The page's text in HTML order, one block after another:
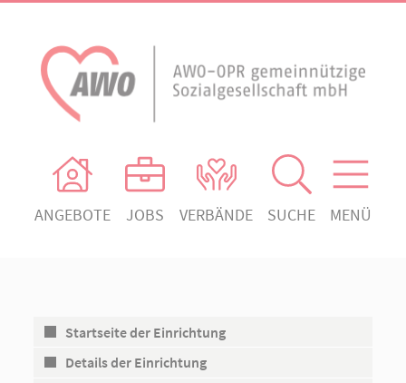
ANGEBOTE JOBS VERBÄNDE SUCHE MENÜ
AWO Ortsverein Rheinsberg
Startseite der Einrichtung
Details der Einrichtung